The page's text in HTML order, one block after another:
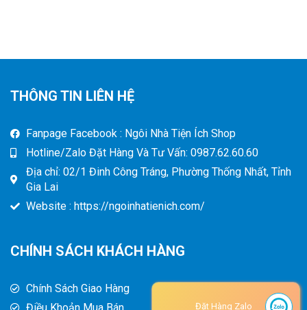
THÔNG TIN LIÊN HỆ
Fanpage Facebook : Ngôi Nhà Tiện Ích Shop
Hotline/Zalo Đặt Hàng Và Tư Vấn: 0987.62.60.60
Địa chỉ: 02/1 Đinh Công Tráng, Phường Thống Nhất, Tỉnh
Gia Lai
Website : https://ngoinhatienich.com/
CHÍNH SÁCH KHÁCH HÀNG
Chính Sách Giao Hàng
Đặt Hàng Zalo